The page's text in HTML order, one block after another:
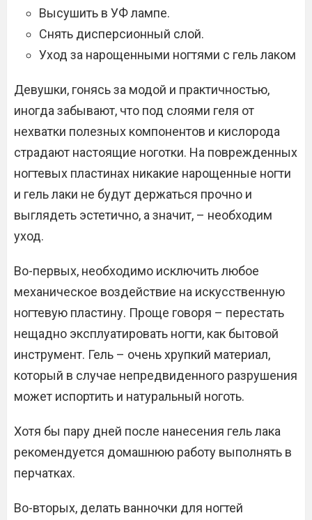
Высушить в УФ лампе.
Снять дисперсионный слой.
Уход за нарощенными ногтями с гель лаком
Девушки, гонясь за модой и практичностью,
иногда забывают, что под слоями геля от
нехватки полезных компонентов и кислорода
страдают настоящие ноготки. На поврежденных
ногтевых пластинах никакие нарощенные ногти
и гель лаки не будут держаться прочно и
выглядеть эстетично, а значит, – необходим
уход.
Во-первых, необходимо исключить любое
механическое воздействие на искусственную
ногтевую пластину. Проще говоря – перестать
нещадно эксплуатировать ногти, как бытовой
инструмент. Гель – очень хрупкий материал,
который в случае непредвиденного разрушения
может испортить и натуральный ноготь.
Хотя бы пару дней после нанесения гель лака
рекомендуется домашнюю работу выполнять в
перчатках.
Во-вторых, делать ванночки для ногтей